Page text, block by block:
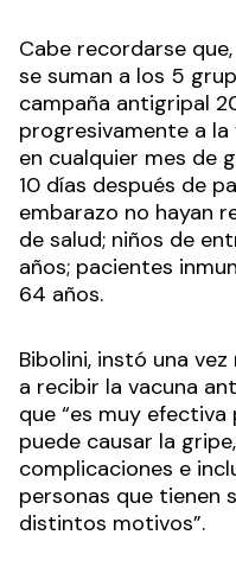
Cabe recordarse
se suman a los 5
campaña antigripal
progresivamente a la
en cualquier mes de
10 días después de
embarazo no hayan
de salud; niños de
años; pacientes
64 años.
Bibolini, instó una
a recibir la vacuna
que “es muy
puede causar la
complicaciones e
personas que tienen
distintos motivos”.